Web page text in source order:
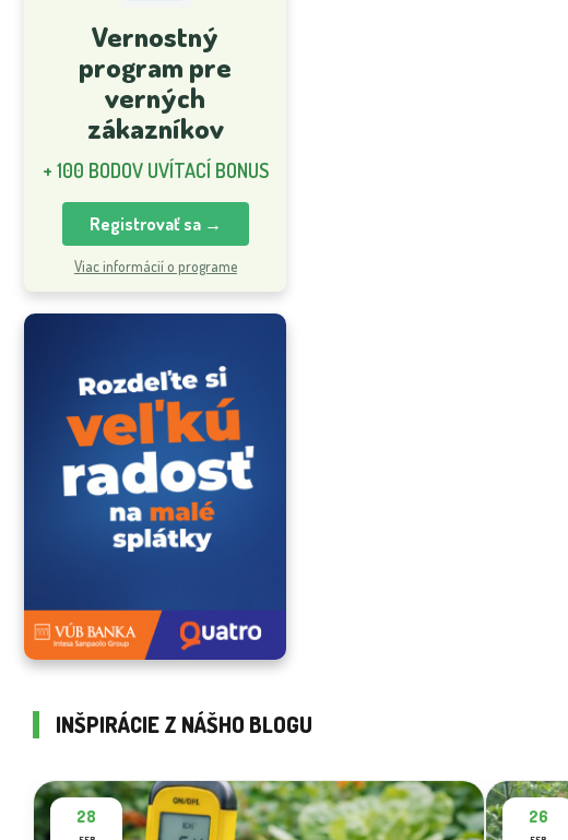
Vernostný
program pre
verných
zákazníkov
+ 100 BODOV UVÍTACÍ BONUS
Registrovať sa →
Viac informácií o programe
INŠPIRÁCIE Z NÁŠHO BLOGU
28 26